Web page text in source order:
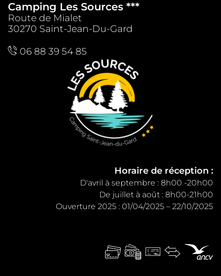
Camping Les Sources ***
Route de Mialet
30270 Saint-Jean-Du-Gard
06 88 39 54 85
Horaire de réception :
D'avril à septembre : 8h00 -20h00
De juillet à août : 8h00-21h00
Ouverture 2025 : 01/04/2025 – 22/10/2025